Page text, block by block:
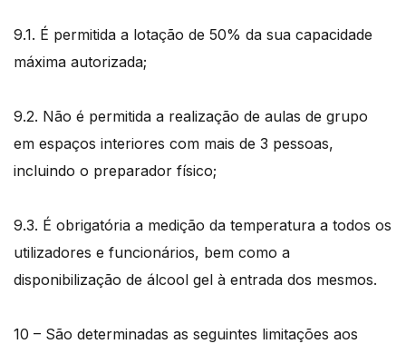
9.1. É permitida a lotação de 50% da sua capacidade
máxima autorizada;
9.2. Não é permitida a realização de aulas de grupo
em espaços interiores com mais de 3 pessoas,
incluindo o preparador físico;
9.3. É obrigatória a medição da temperatura a todos os
utilizadores e funcionários, bem como a
disponibilização de álcool gel à entrada dos mesmos.
10 – São determinadas as seguintes limitações aos